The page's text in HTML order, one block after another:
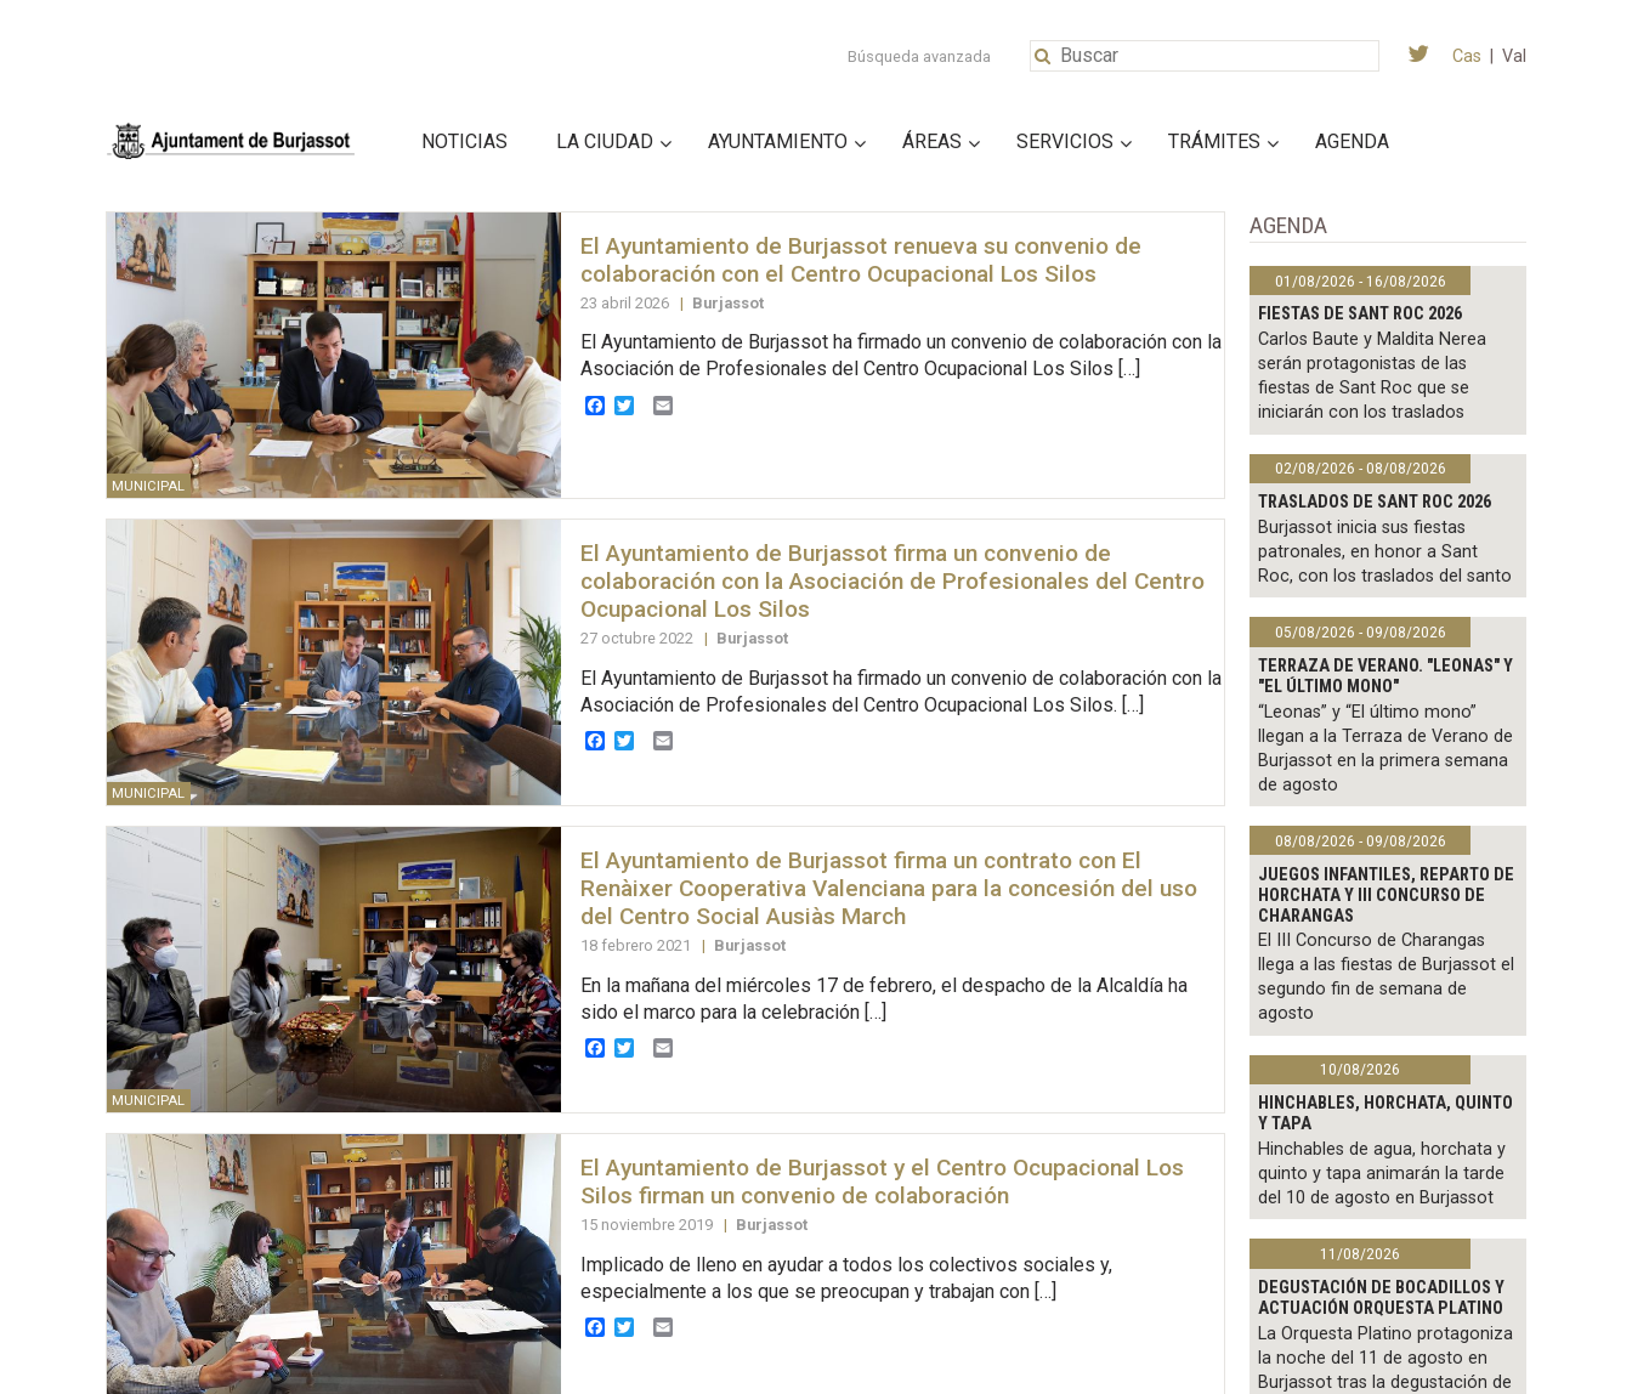
Búsqueda avanzada Cas Val
NOTICIAS LA CIUDAD AYUNTAMIENTO ÁREAS SERVICIOS TRÁMITES AGENDA
MUNICIPAL
El Ayuntamiento de Burjassot renueva su convenio de
colaboración con el Centro Ocupacional Los Silos
23 abril 2026 | Burjassot
El Ayuntamiento de Burjassot ha firmado un convenio de colaboración con la
Asociación de Profesionales del Centro Ocupacional Los Silos […]
Facebook
TwitterEmail
MUNICIPAL
El Ayuntamiento de Burjassot firma un convenio de
colaboración con la Asociación de Profesionales del Centro
Ocupacional Los Silos
27 octubre 2022 | Burjassot
El Ayuntamiento de Burjassot ha firmado un convenio de colaboración con la
Asociación de Profesionales del Centro Ocupacional Los Silos. […]
Facebook
TwitterEmail
MUNICIPAL
El Ayuntamiento de Burjassot firma un contrato con El
Renàixer Cooperativa Valenciana para la concesión del uso
del Centro Social Ausiàs March
18 febrero 2021 | Burjassot
En la mañana del miércoles 17 de febrero, el despacho de la Alcaldía ha
sido el marco para la celebración […]
Facebook
TwitterEmail
El Ayuntamiento de Burjassot y el Centro Ocupacional Los
Silos firman un convenio de colaboración
15 noviembre 2019 | Burjassot
Implicado de lleno en ayudar a todos los colectivos sociales y,
especialmente a los que se preocupan y trabajan con […]
Facebook
TwitterEmail
AGENDA
01/08/2026 - 16/08/2026
FIESTAS DE SANT ROC 2026
Carlos Baute y Maldita Nerea
serán protagonistas de las
fiestas de Sant Roc que se
iniciarán con los traslados
02/08/2026 - 08/08/2026
TRASLADOS DE SANT ROC 2026
Burjassot inicia sus fiestas
patronales, en honor a Sant
Roc, con los traslados del santo
05/08/2026 - 09/08/2026
TERRAZA DE VERANO. "LEONAS" Y
"EL ÚLTIMO MONO"
“Leonas” y “El último mono”
llegan a la Terraza de Verano de
Burjassot en la primera semana
de agosto
08/08/2026 - 09/08/2026
JUEGOS INFANTILES, REPARTO DE
HORCHATA Y III CONCURSO DE
CHARANGAS
El III Concurso de Charangas
llega a las fiestas de Burjassot el
segundo fin de semana de
agosto
10/08/2026
HINCHABLES, HORCHATA, QUINTO
Y TAPA
Hinchables de agua, horchata y
quinto y tapa animarán la tarde
del 10 de agosto en Burjassot
11/08/2026
DEGUSTACIÓN DE BOCADILLOS Y
ACTUACIÓN ORQUESTA PLATINO
La Orquesta Platino protagoniza
la noche del 11 de agosto en
Burjassot tras la degustación de